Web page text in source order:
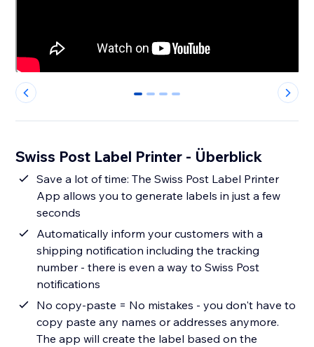
0 1 2 3
Swiss Post Label Printer - Überblick
Save a lot of time: The Swiss Post Label Printer
App allows you to generate labels in just a few
seconds
Automatically inform your customers with a
shipping notification including the tracking
number - there is even a way to Swiss Post
notifications
No copy-paste = No mistakes - you don't have to
copy paste any names or addresses anymore.
The app will create the label based on the